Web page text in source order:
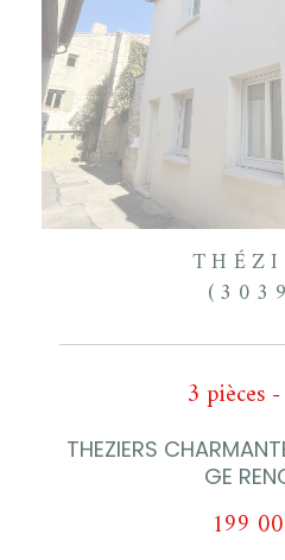
3 pièces
THEZIERS
GE
199